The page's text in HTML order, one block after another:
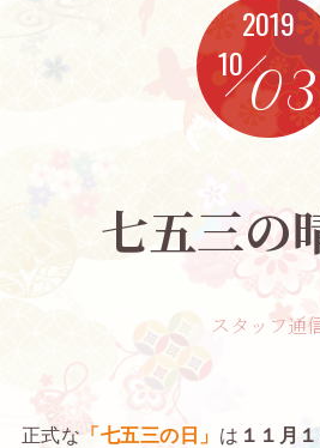
2019
1003
七五三の
スタッフ通
正式な 「七五三の日」 は １１月